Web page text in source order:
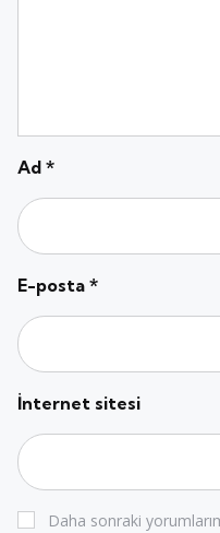
Ad *
E-posta *
İnternet sitesi
Daha sonraki